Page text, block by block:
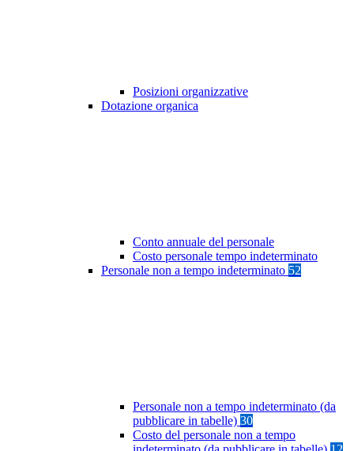
Posizioni organizzative
Dotazione organica
Conto annuale del personale
Costo personale tempo indeterminato
Personale non a tempo indeterminato 52
Personale non a tempo indeterminato (da
pubblicare in tabelle) 30
Costo del personale non a tempo